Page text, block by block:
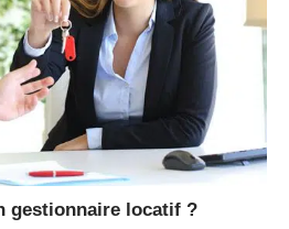
gestionnaire locatif ?